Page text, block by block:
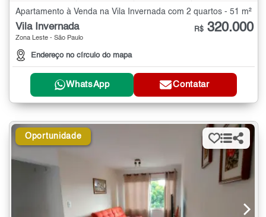
Apartamento à Venda na Vila Invernada com 2 quartos - 51 m²
Vila Invernada
Zona Leste - São Paulo
Endereço no círculo do mapa
R$ 320.000
WhatsApp Contatar
Oportunidade